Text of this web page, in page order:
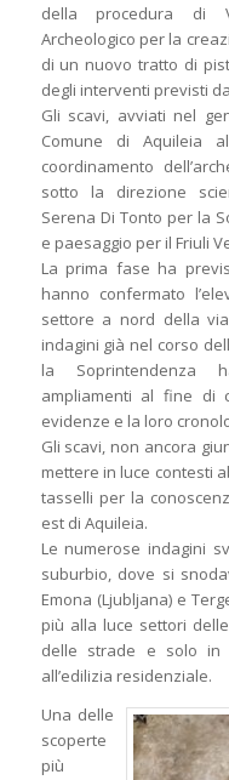
della procedura di
Archeologico per la
di un nuovo tratto di
degli interventi previsti
Gli scavi, avviati nel
Comune di Aquileia
coordinamento
sotto la direzione
Serena Di Tonto per la
e paesaggio per il Friuli
La prima fase ha
hanno confermato
settore a nord della
indagini già nel corso
la Soprintendenza
ampliamenti al fine di
evidenze e la loro
Gli scavi, non ancora
mettere in luce contesti
tasselli per la
est di Aquileia.
Le numerose indagini
suburbio, dove si
Emona (Ljubljana) e
più alla luce settori
delle strade e solo in
all’edilizia residenziale.
Una delle
scoperte
più